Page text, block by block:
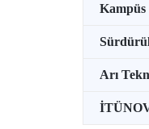
Kampüs
Arı